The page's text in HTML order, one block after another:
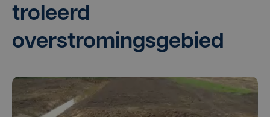
tro­leerd
overstromingsgebied